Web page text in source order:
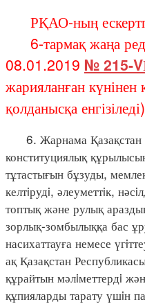
РҚАО-ның
6-тармақ жаңа
08.01.2019 № 215-
жарияланған күнінен
қолданысқа
6. Жарнама Қазақстан
конституциялық
тұтастығын бұзуды,
келтiрудi, әлеуметтiк,
топтық және рулық
зорлық-зомбылыққа бас
насихаттауға немесе
ақ Қазақстан
құрайтын мәлiметтердi
құпияларды тарату үшiн